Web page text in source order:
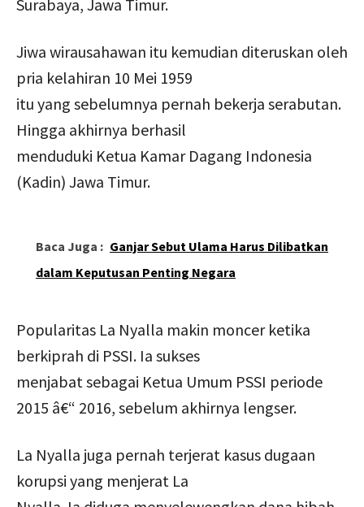
Surabaya, Jawa Timur.
Jiwa wirausahawan itu kemudian diteruskan oleh
pria kelahiran 10 Mei 1959
itu yang sebelumnya pernah bekerja serabutan.
Hingga akhirnya berhasil
menduduki Ketua Kamar Dagang Indonesia
(Kadin) Jawa Timur.
Baca Juga : Ganjar Sebut Ulama Harus Dilibatkan
dalam Keputusan Penting Negara
Popularitas La Nyalla makin moncer ketika
berkiprah di PSSI. Ia sukses
menjabat sebagai Ketua Umum PSSI periode
2015 â€“ 2016, sebelum akhirnya lengser.
La Nyalla juga pernah terjerat kasus dugaan
korupsi yang menjerat La